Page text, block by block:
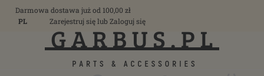
Darmowa dostawa już od 100,00 zł
PL
Zarejestruj sięlub Zaloguj się